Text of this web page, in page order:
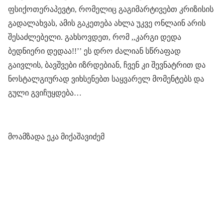
ფსიქოთერაპევტი, რომელიც გაგიმარტივებთ კრიზისის
გადალახვას, ამის გაკეთება ახლა უკვე ონლაინ არის
შესაძლებელი. გახსოვდეთ, რომ ,,კარგი დედა
ბედნიერი დედაა!!’’ ეს დრო ძალიან სწრაფად
გაივლის, ბავშვები იზრდებიან, ჩვენ კი შევნატრით და
ნოსტალგიურად ვიხსენებთ საყვარელ მომენტებს და
გული გვიჩუყდება…
მოამზადა ეკა მიქაშავიძემ